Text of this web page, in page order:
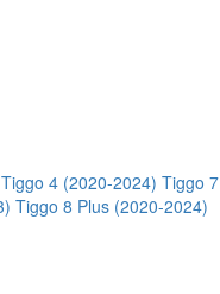
Tiggo 4 (2020-2024) Tiggo
Tiggo 8 Plus (2020-2024)